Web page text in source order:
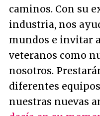
caminos. Con su
industria, nos
mundos e invitar
veteranos como
nosotros.
diferentes
nuestras nuevas